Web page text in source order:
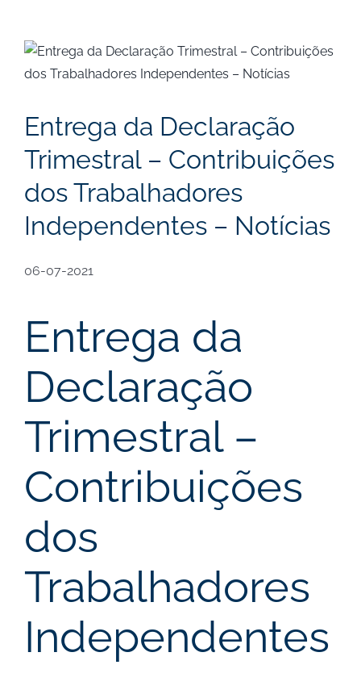
View
Larger
Entrega da Declaração
Trimestral – Contribuições
dos Trabalhadores
Independentes – Notícias
06-07-2021
Entrega da
Declaração
Trimestral –
Contribuições
dos
Trabalhadores
Independentes